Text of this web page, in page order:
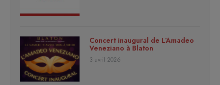
Concert inaugural de L’Amadeo
Veneziano à Blaton
3 avril 2026